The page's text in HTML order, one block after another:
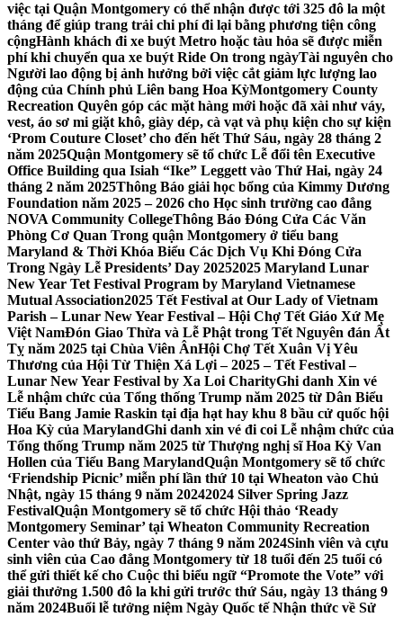
việc tại Quận Montgomery có thể nhận được tới 325 đô la một
tháng để giúp trang trải chi phí đi lại bằng phương tiện công
cộngHành khách đi xe buýt Metro hoặc tàu hỏa sẽ được miễn
phí khi chuyển qua xe buýt Ride On trong ngàyTài nguyên cho
Người lao động bị ảnh hưởng bởi việc cắt giảm lực lượng lao
động của Chính phủ Liên bang Hoa KỳMontgomery County
Recreation Quyên góp các mặt hàng mới hoặc đã xài như váy,
vest, áo sơ mi giặt khô, giày dép, cà vạt và phụ kiện cho sự kiện
‘Prom Couture Closet’ cho đến hết Thứ Sáu, ngày 28 tháng 2
năm 2025Quận Montgomery sẽ tổ chức Lễ đổi tên Executive
Office Building qua Isiah “Ike” Leggett vào Thứ Hai, ngày 24
tháng 2 năm 2025Thông Báo giải học bổng của Kimmy Dương
Foundation năm 2025 – 2026 cho Học sinh trường cao đẳng
NOVA Community CollegeThông Báo Đóng Cửa Các Văn
Phòng Cơ Quan Trong quận Montgomery ở tiểu bang
Maryland & Thời Khóa Biểu Các Dịch Vụ Khi Đóng Cửa
Trong Ngày Lễ Presidents’ Day 20252025 Maryland Lunar
New Year Tet Festival Program by Maryland Vietnamese
Mutual Association2025 Tết Festival at Our Lady of Vietnam
Parish – Lunar New Year Festival – Hội Chợ Tết Giáo Xứ Mẹ
Việt NamĐón Giao Thừa và Lễ Phật trong Tết Nguyên đán Ất
Tỵ năm 2025 tại Chùa Viên ÂnHội Chợ Tết Xuân Vị Yêu
Thương của Hội Từ Thiện Xá Lợi – 2025 – Tết Festival –
Lunar New Year Festival by Xa Loi CharityGhi danh Xin vé
Lễ nhậm chức của Tổng thống Trump năm 2025 từ Dân Biểu
Tiểu Bang Jamie Raskin tại địa hạt hay khu 8 bầu cử quốc hội
Hoa Kỳ của MarylandGhi danh xin vé đi coi Lễ nhậm chức của
Tổng thống Trump năm 2025 từ Thượng nghị sĩ Hoa Kỳ Van
Hollen của Tiểu Bang MarylandQuận Montgomery sẽ tổ chức
‘Friendship Picnic’ miễn phí lần thứ 10 tại Wheaton vào Chủ
Nhật, ngày 15 tháng 9 năm 20242024 Silver Spring Jazz
FestivalQuận Montgomery sẽ tổ chức Hội thảo ‘Ready
Montgomery Seminar’ tại Wheaton Community Recreation
Center vào thứ Bảy, ngày 7 tháng 9 năm 2024Sinh viên và cựu
sinh viên của Cao đẳng Montgomery từ 18 tuổi đến 25 tuổi có
thể gửi thiết kế cho Cuộc thi biểu ngữ “Promote the Vote” với
giải thưởng 1.500 đô la khi gửi trước thứ Sáu, ngày 13 tháng 9
năm 2024Buổi lễ tưởng niệm Ngày Quốc tế Nhận thức về Sử